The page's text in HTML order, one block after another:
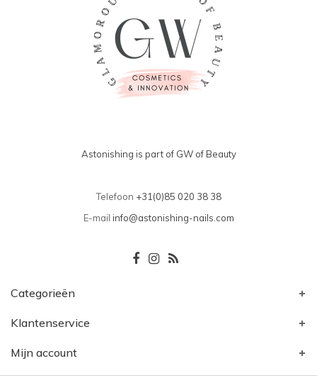
Astonishing is part of GW of Beauty
Telefoon +31(0)85 020 38 38
E-mail info@astonishing-nails.com
Categorieën
Klantenservice
Mijn account